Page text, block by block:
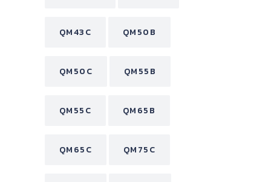
QM43C QM50B
QM50C QM55B
QM55C QM65B
QM65C QM75C